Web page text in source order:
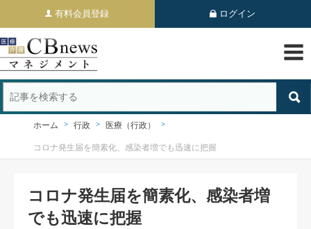
有料会員登録 ログイン
ホーム 行政 医療（行政）
コロナ発生届を簡素化、感染者増でも迅速に把握
コロナ発生届を簡素化、感染者増
でも迅速に把握